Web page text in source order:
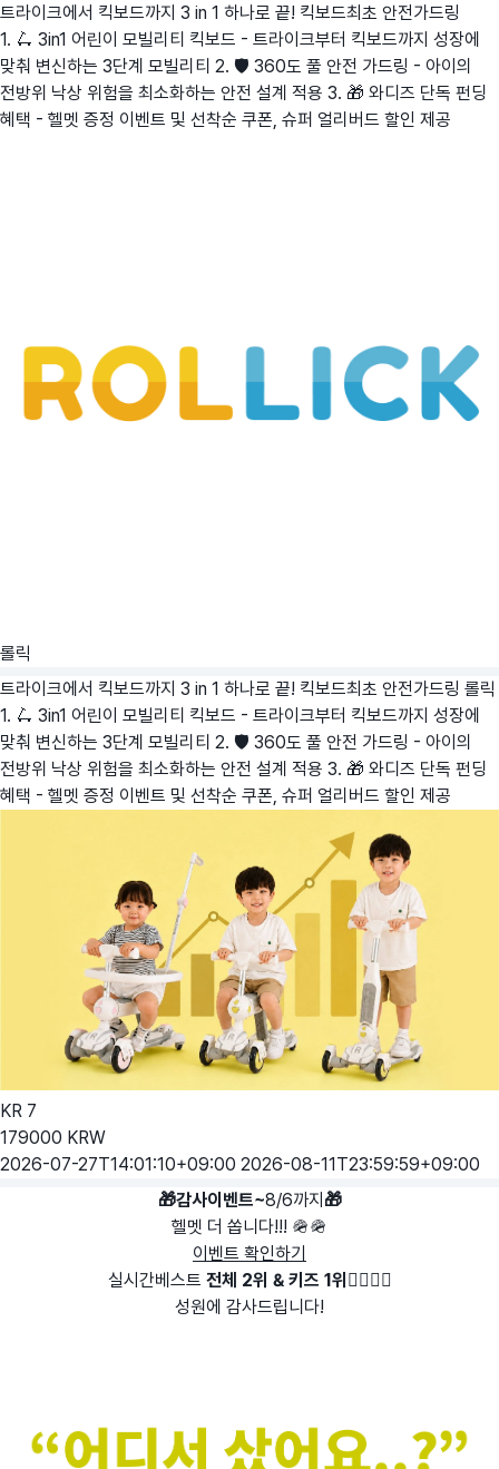
트라이크에서 킥보드까지 3 in 1 하나로 끝! 킥보드최초 안전가드링
1. 🛴 3in1 어린이 모빌리티 킥보드 - 트라이크부터 킥보드까지 성장에
맞춰 변신하는 3단계 모빌리티 2. 🛡️ 360도 풀 안전 가드링 - 아이의
전방위 낙상 위험을 최소화하는 안전 설계 적용 3. 🎁 와디즈 단독 펀딩
혜택 - 헬멧 증정 이벤트 및 선착순 쿠폰, 슈퍼 얼리버드 할인 제공
롤릭
트라이크에서 킥보드까지 3 in 1 하나로 끝! 킥보드최초 안전가드링 롤릭
1. 🛴 3in1 어린이 모빌리티 킥보드 - 트라이크부터 킥보드까지 성장에
맞춰 변신하는 3단계 모빌리티 2. 🛡️ 360도 풀 안전 가드링 - 아이의
전방위 낙상 위험을 최소화하는 안전 설계 적용 3. 🎁 와디즈 단독 펀딩
혜택 - 헬멧 증정 이벤트 및 선착순 쿠폰, 슈퍼 얼리버드 할인 제공
KR 7
179000 KRW
2026-07-27T14:01:10+09:00 2026-08-11T23:59:59+09:00
🎁감사이벤트~8/6까지🎁
헬멧 더 쏩니다!!! 🪖🪖
이벤트 확인하기
실시간베스트 전체 2위 & 키즈 1위 🙇‍♀️🙇‍♀️
성원에 감사드립니다!